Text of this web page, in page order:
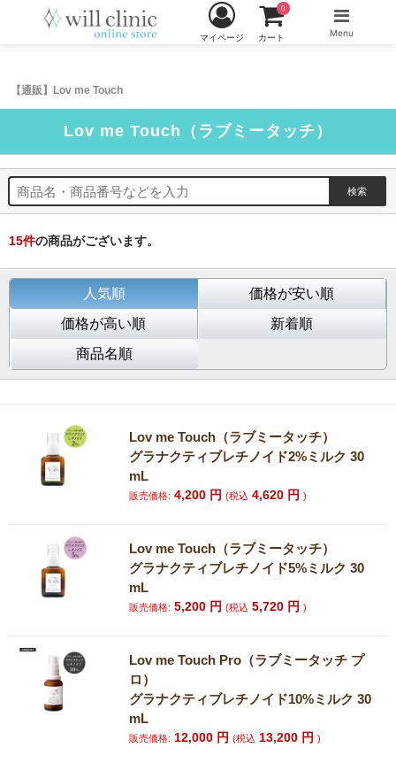
【通販】Lov me Touch
マイページ カート
0
Menu
Lov me Touch（ラブミータッチ）
15件の商品がございます。
人気順
価格が安い順
価格が高い順
新着順
商品名順
Lov me Touch（ラブミータッチ）
グラナクティブレチノイド2%ミルク 30
mL
販売価格: 4,200 円(税込 4,620 円)
Lov me Touch（ラブミータッチ）
グラナクティブレチノイド5%ミルク 30
mL
販売価格: 5,200 円(税込 5,720 円)
Lov me Touch Pro（ラブミータッチ プ
ロ）
グラナクティブレチノイド10%ミルク 30
mL
販売価格: 12,000 円(税込 13,200 円)